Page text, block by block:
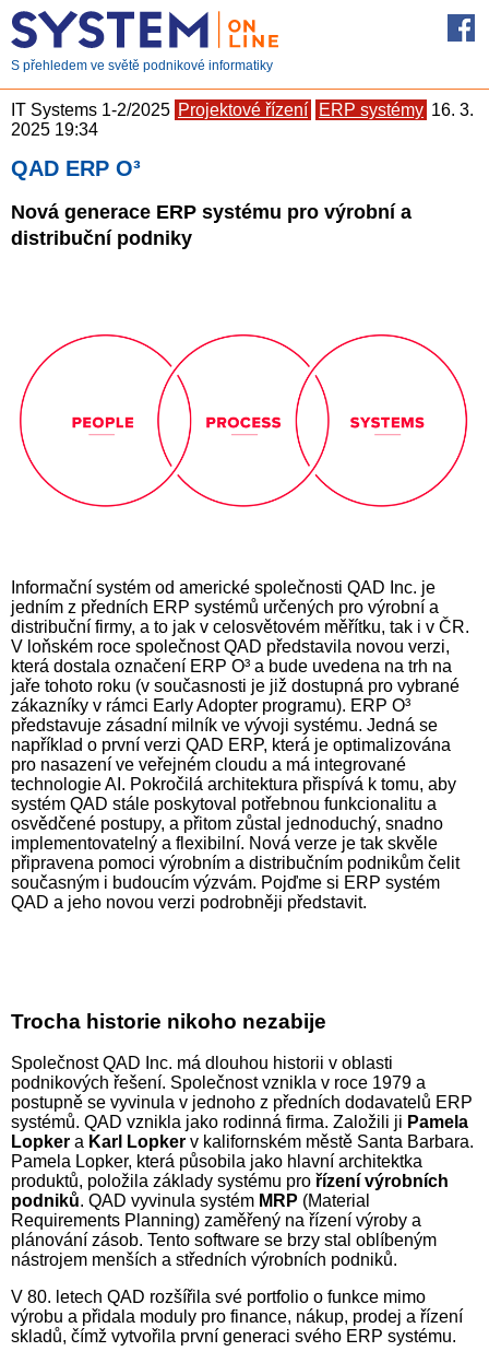
S přehledem ve světě podnikové informatiky
IT Systems 1-2/2025 Projektové řízení ERP systémy 16. 3.
2025 19:34
QAD ERP O³
Nová generace ERP systému pro výrobní a
distribuční podniky
Informační systém od americké společnosti QAD Inc. je
jedním z předních ERP systémů určených pro výrobní a
distribuční firmy, a to jak v celosvětovém měřítku, tak i v ČR.
V loňském roce společnost QAD představila novou verzi,
která dostala označení ERP O³ a bude uvedena na trh na
jaře tohoto roku (v současnosti je již dostupná pro vybrané
zákazníky v rámci Early Adopter programu). ERP O³
představuje zásadní milník ve vývoji systému. Jedná se
například o první verzi QAD ERP, která je optimalizována
pro nasazení ve veřejném cloudu a má integrované
technologie AI. Pokročilá architektura přispívá k tomu, aby
systém QAD stále poskytoval potřebnou funkcionalitu a
osvědčené postupy, a přitom zůstal jednoduchý, snadno
implementovatelný a flexibilní. Nová verze je tak skvěle
připravena pomoci výrobním a distribučním podnikům čelit
současným i budoucím výzvám. Pojďme si ERP systém
QAD a jeho novou verzi podrobněji představit.
Trocha historie nikoho nezabije
Společnost QAD Inc. má dlouhou historii v oblasti
podnikových řešení. Společnost vznikla v roce 1979 a
postupně se vyvinula v jednoho z předních dodavatelů ERP
systémů. QAD vznikla jako rodinná firma. Založili ji Pamela
Lopker a Karl Lopker v kalifornském městě Santa Barbara.
Pamela Lopker, která působila jako hlavní architektka
produktů, položila základy systému pro řízení výrobních
podniků. QAD vyvinula systém MRP (Material
Requirements Planning) zaměřený na řízení výroby a
plánování zásob. Tento software se brzy stal oblíbeným
nástrojem menších a středních výrobních podniků.
V 80. letech QAD rozšířila své portfolio o funkce mimo
výrobu a přidala moduly pro finance, nákup, prodej a řízení
skladů, čímž vytvořila první generaci svého ERP systému.